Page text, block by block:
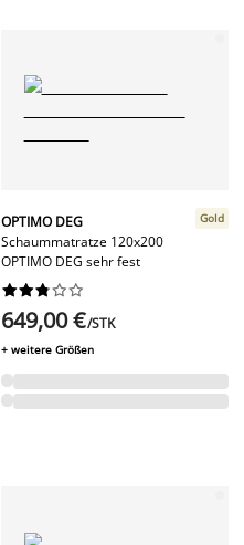
OPTIMO DEG
Schaummatratze 120x200
OPTIMO DEG sehr fest
Gold






649,00 €/STK
+ weitere Größen